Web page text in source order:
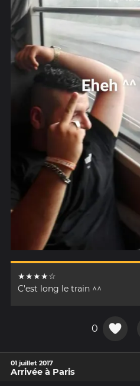
★★★★☆
C'est long le train ^^
0
01 juillet 2017
Arrivée à Paris